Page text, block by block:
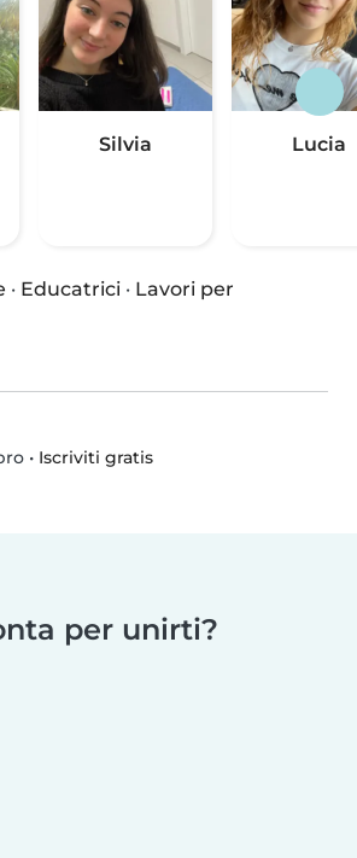
Silvia Lucia
· Educatrici · Lavori per
• Iscriviti gratis
per unirti?